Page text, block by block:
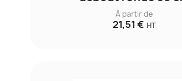
À partir de
21,51 € HT